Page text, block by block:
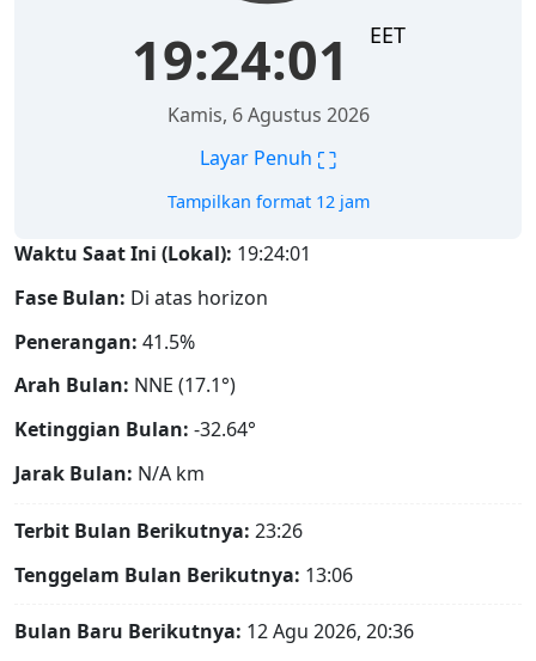
19:24:02 EET
Kamis, 6 Agustus 2026
Layar Penuh ⛶
Tampilkan format 12 jam
Waktu Saat Ini (Lokal): 19:24:02
Fase Bulan: Di atas horizon
Penerangan: 41.5%
Arah Bulan: NNE (17.1°)
Ketinggian Bulan: -32.64°
Jarak Bulan: N/A km
Terbit Bulan Berikutnya: 23:26
Tenggelam Bulan Berikutnya: 13:06
Bulan Baru Berikutnya: 12 Agu 2026, 20:36